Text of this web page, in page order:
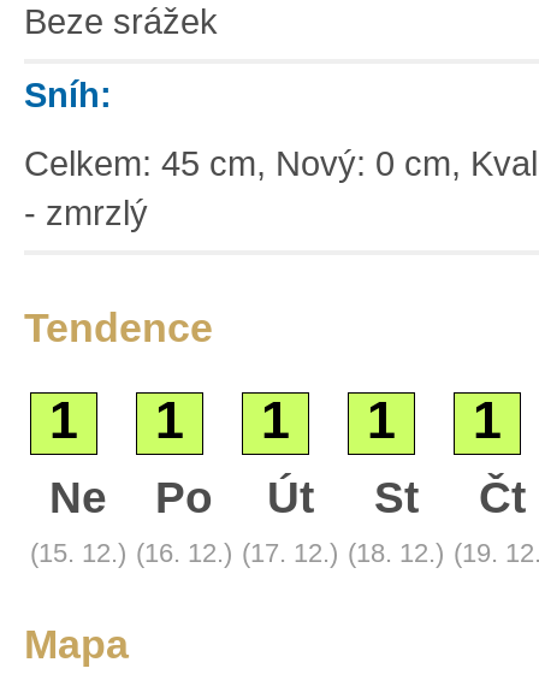
Beze srážek
Sníh:
Celkem: 45 cm, Nový: 0 cm,
- zmrzlý
Tendence
1 1 1 1 1
Ne
(15. 12.)
Po
(16. 12.)
Út
(17. 12.)
St
(18. 12.)
Čt
(19.
Mapa
Základní
Satelitní